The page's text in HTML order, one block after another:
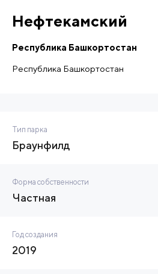
Нефтекамский
Республика Башкортостан
Республика Башкортостан
Тип парка
Браунфилд
Форма собственности
Частная
Год создания
2019